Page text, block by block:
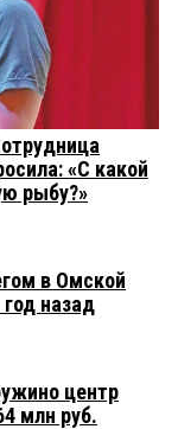
«С какой
рыбу?»
в Омской
назад
центр
млн руб.